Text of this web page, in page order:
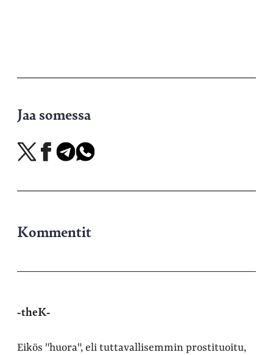
Jaa somessa
Jaa
X-
Jaa
Facebookissa
Jaa
Telegramissa
Jaa
WhatsAppissa
Kommentit
-theK-
Eikös "huora", eli tuttavallisemmin prostituoitu,